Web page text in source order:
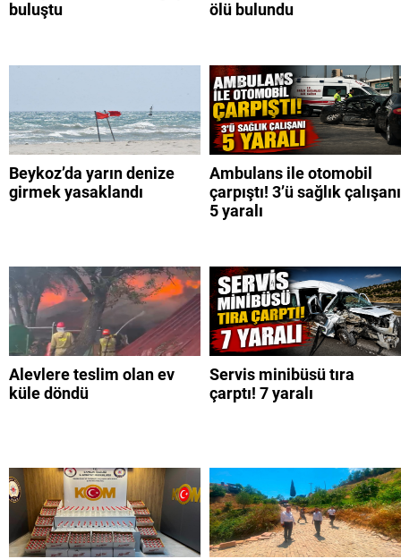
buluştu
ölü bulundu
Beykoz’da yarın denize
girmek yasaklandı
Ambulans ile otomobil
çarpıştı! 3’ü sağlık çalışanı
5 yaralı
Alevlere teslim olan ev
küle döndü
Servis minibüsü tıra
çarptı! 7 yaralı